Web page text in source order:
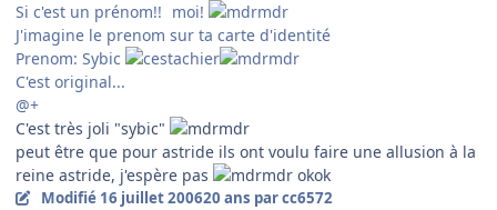
Si c'est un prénom!! moi!
J'imagine le prenom sur ta carte d'identité
Prenom: Sybic
C'est original...
@+
C'est très joli "sybic"
peut être que pour astride ils ont voulu faire une allusion à la
reine astride, j'espère pas
okok
Modifié 16 juillet 200620 ans par cc6572